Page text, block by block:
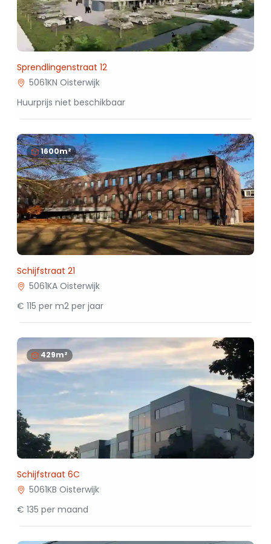
Sprendlingenstraat 12
5061KN Oisterwijk
Huurprijs niet beschikbaar
1600m²
Schijfstraat 21
5061KA Oisterwijk
€ 115 per m2 per jaar
429m²
Schijfstraat 6C
5061KB Oisterwijk
€ 135 per maand